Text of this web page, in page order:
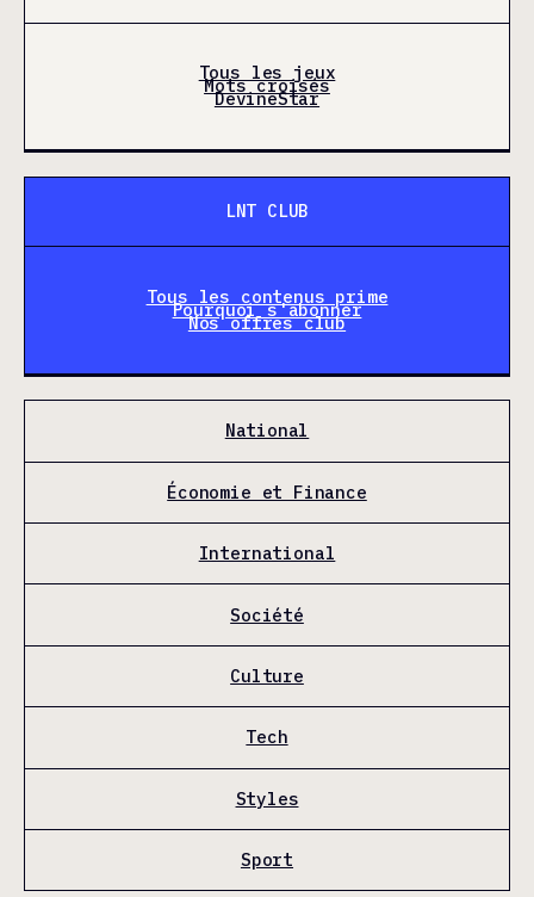
Tous les jeux
Mots croisés
DevineStar
LNT CLUB
Tous les contenus prime
Pourquoi s'abonner
Nos offres club
National
Économie et Finance
International
Société
Culture
Tech
Styles
Sport